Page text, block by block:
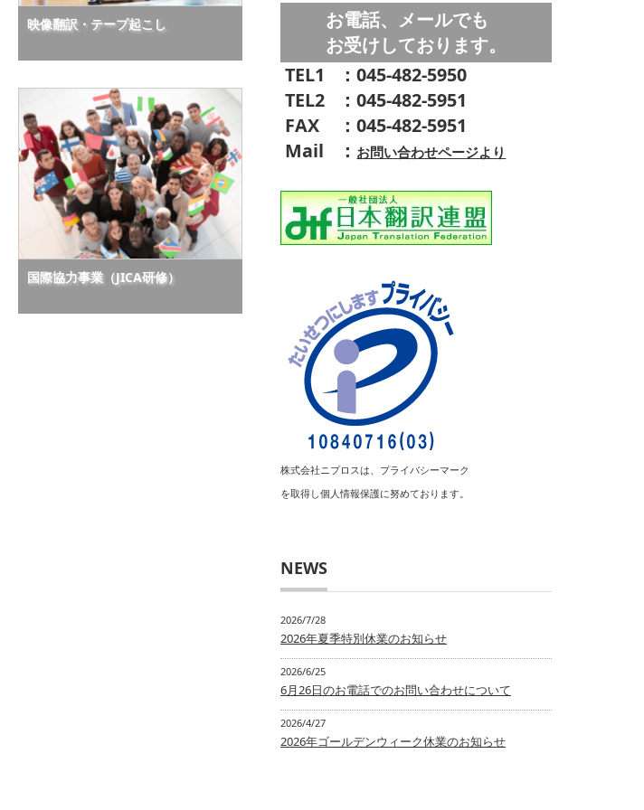
映像翻訳・テープ起こし
国際協力事業（JICA研修）
お電話、メールでも
お受けしております。
TEL1
：045-482-5950
TEL2
：045-482-5951
FAX
：045-482-5951
Mail
： お問い合わせページより
株式会社ニプロスは、プライバシーマーク
を取得し個人情報保護に努めております。
NEWS
2026/7/28
2026年夏季特別休業のお知らせ
2026/6/25
6月26日のお電話でのお問い合わせについて
2026/4/27
2026年ゴールデンウィーク休業のお知らせ